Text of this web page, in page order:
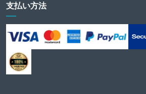
支払い方法